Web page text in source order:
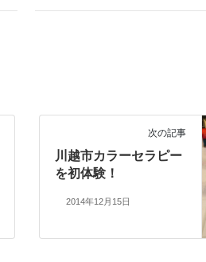
次の記事
川越市カラーセラピー
を初体験！
2014年12月15日